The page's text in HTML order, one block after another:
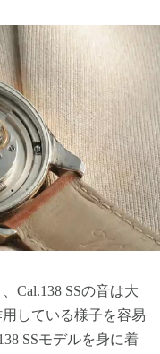
Cal.138 SSの音は大
している様子を容易
SSモデルを身に着